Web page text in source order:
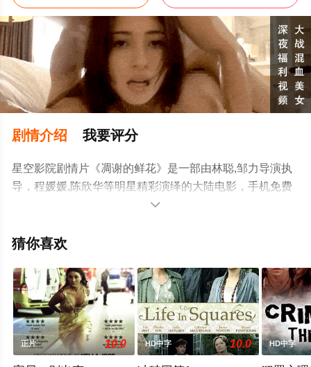
剧情介绍 我要评分
星空影院剧情片《凋谢的鲜花》是一部由林聪,邹力导演执
导，程媛媛,陈欣华等明星精彩演绎的大陆电影，手机免费
观看高清无删减完整版电影大全就上星空影视，更多相关

猜你喜欢
正片 10.0 HD中字 10.0 HD中字